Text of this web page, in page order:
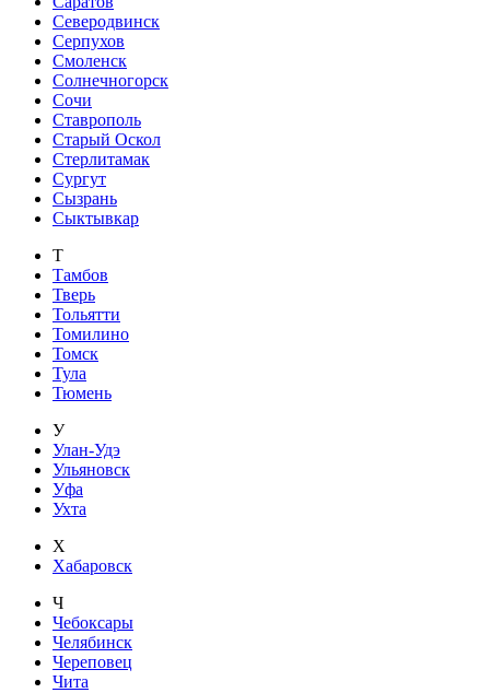
Северодвинск
Серпухов
Смоленск
Солнечногорск
Сочи
Ставрополь
Старый Оскол
Стерлитамак
Сургут
Сызрань
Сыктывкар
Т
Тамбов
Тверь
Тольятти
Томилино
Томск
Тула
Тюмень
У
Улан-Удэ
Ульяновск
Уфа
Ухта
Х
Хабаровск
Ч
Чебоксары
Челябинск
Череповец
Чита